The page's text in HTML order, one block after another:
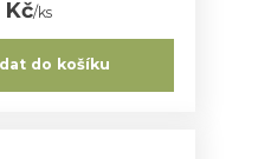
Kč/ks
do košíku